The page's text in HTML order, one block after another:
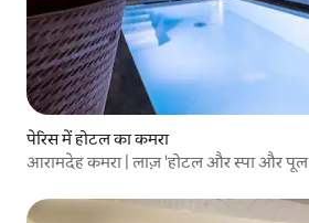
पेरिस में होटल का कमरा
आरामदेह कमरा | लाज़ 'होटल और स्पा और पूल